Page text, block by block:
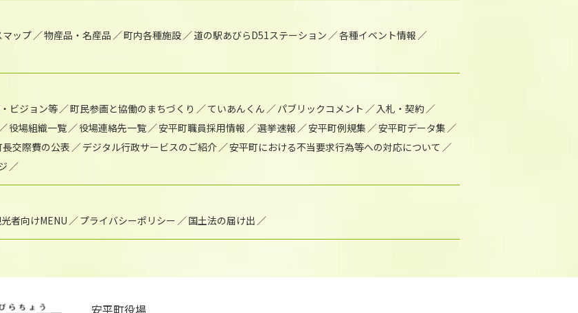
マップ 物産品・名産品 町内各種施設 道の駅あびらD51ステーション
各種イベント情報
ビジョン等 町民参画と協働のまちづくり ていあんくん パブリックコメント
入札・契約
役場組織一覧 役場連絡先一覧 安平町職員採用情報 選挙速報 安平町例規集
安平町データ集
長交際費の公表 デジタル行政サービスのご紹介
安平町における不当要求行為等への対応について
者向けMENU プライバシーポリシー 国土法の届け出
安平町役場